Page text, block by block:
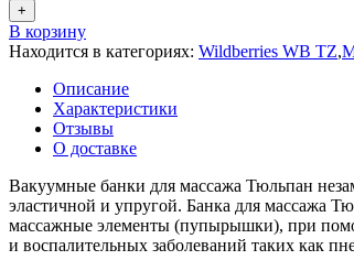
+
В корзину
Находится в категориях: Wildberries WB TZ,
Описание
Характеристики
Отзывы
О доставке
Вакуумные банки для массажа Тюльпан
эластичной и упругой. Банка для массажа
массажные элементы (пупырышки), при
и воспалительных заболеваний таких как